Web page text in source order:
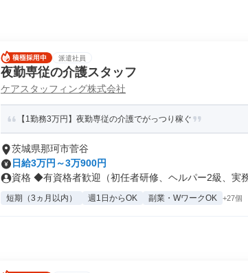
派遣社員
夜勤専従の介護スタッフ
ケアスタッフィング株式会社
【1勤務3万円】夜勤専従の介護でがっつり稼ぐ
茨城県那珂市菅谷
日給3万円～3万900円
資格 ◆有資格者歓迎（初任者研修、ヘルパー2級、実
短期（3ヵ月以内） 週1日からOK 副業・WワークOK +27個